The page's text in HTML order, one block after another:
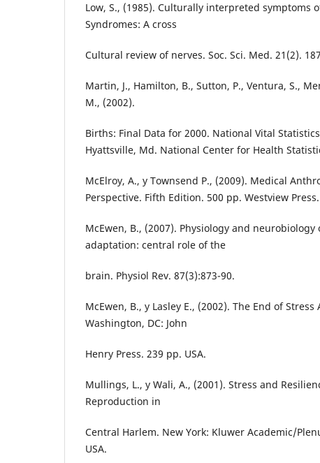
Low, S., (1985). Culturally interpreted symptoms
Syndromes: A cross
Cultural review of nerves. Soc. Sci. Med. 21(2).
Martin, J., Hamilton, B., Sutton, P., Ventura, S.,
M., (2002).
Births: Final Data for 2000. National Vital
Hyattsville, Md. National Center for Health
McElroy, A., y Townsend P., (2009). Medical
Perspective. Fifth Edition. 500 pp. Westview Press.
McEwen, B., (2007). Physiology and neurobiology
adaptation: central role of the
brain. Physiol Rev. 87(3):873-90.
McEwen, B., y Lasley E., (2002). The End of Stress
Washington, DC: John
Henry Press. 239 pp. USA.
Mullings, L., y Wali, A., (2001). Stress and
Reproduction in
Central Harlem. New York: Kluwer Academic/
USA.